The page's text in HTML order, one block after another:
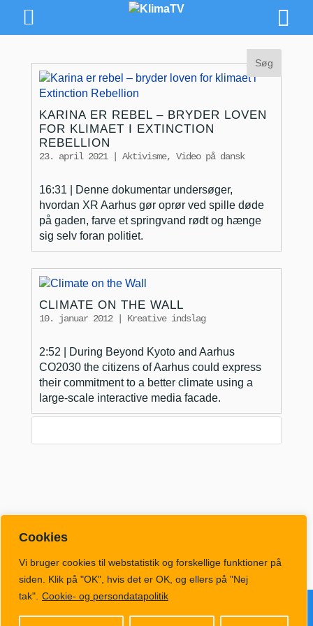
Cookies
Vi bruger cookies til webstatistik og forskellige funktioner på
siden. Klik på "OK", hvis det er OK, og ellers på "Nej
tak". Cookie- og persondatapolitik
KARINA ER REBEL – BRYDER LOVEN
FOR KLIMAET I EXTINCTION
REBELLION
23. april 2021| Aktivisme, Video på dansk
16:31 | Denne dokumentar undersøger,
hvordan XR Aarhus gør oprør ved spille døde
på gaden, farve et springvand rødt og hænge
sig selv foran politiet.
CLIMATE ON THE WALL
10. januar 2012| Kreative indslag
2:52 | During Beyond Kyoto and Aarhus
CO2030 the citizens of Aarhus could express
their commitment to a better climate using a
large-scale interactive media facade.